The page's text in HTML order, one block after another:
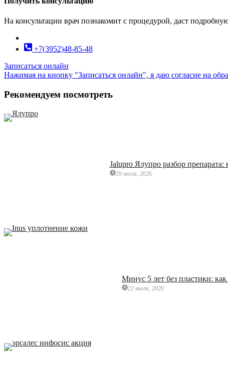
На консультации врач познакомит с процедурой, даст
+7(3952)48-85-48
Записаться онлайн
Нажимая на кнопку "Записаться онлайн", я даю согласие на
Рекомендуем посмотреть
Jalupro Ялупро разбор препарата:
29 июля, 2026
Минус 5 лет без пластики:
22 июля, 2026